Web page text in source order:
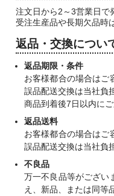
注文日から2～3営業日で
受注生産品や長期欠品時
返品・交換につい
返品期限・条件
お客様都合の場合はご
誤品配送交換は当社負
商品到着後7日以内にご
返品送料
お客様都合の場合はご
誤品配送交換は当社負
不良品
万一不良品等がござい
え、新品、または同等